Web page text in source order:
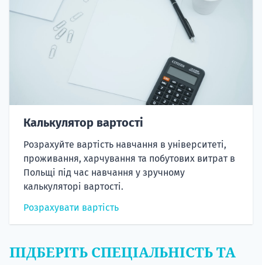
Калькулятор вартості
Розрахуйте вартість навчання в університеті,
проживання, харчування та побутових витрат в
Польщі під час навчання у зручному
калькуляторі вартості.
Розрахувати вартість
ПІДБЕРІТЬ СПЕЦІАЛЬНІСТЬ ТА